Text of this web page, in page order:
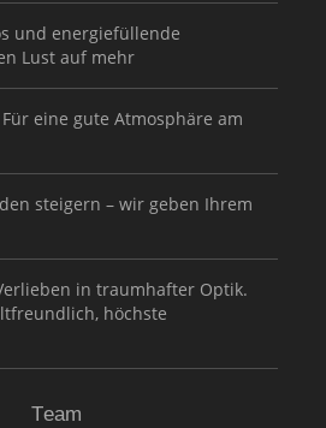
und energiefüllende
Lust auf mehr
eine gute Atmosphäre am
steigern – wir geben Ihrem
in traumhafter Optik.
höchste
Team